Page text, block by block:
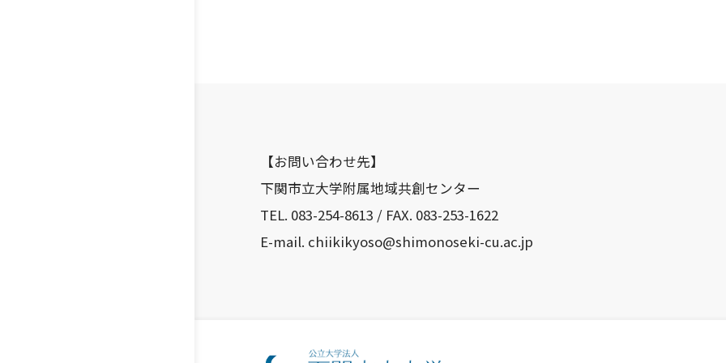
【お問い合わせ先】
下関市立大学附属地域共創センター
TEL. 083-254-8613 / FAX. 083-253-1622
E-mail. chiikikyoso@shimonoseki-cu.ac.jp